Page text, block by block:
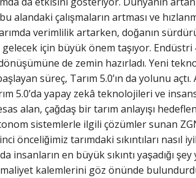
alandaki çalışmaların artması ve
verimlilik artarken, doğanın
için büyük önem taşıyor. Endüstri
de zemin hazırladı. Yeni
süreç, Tarım 5.0’ın da yolunu açtı.
5.0’da yapay zekâ teknolojileri ve
alan, çağdaş bir tarım anlayışı
sistemlerle ilgili çözümler sunan
önceliğimiz tarımdaki sıkıntıları
insanların en büyük sıkıntı yaşadığı
kalemlerini göz önünde